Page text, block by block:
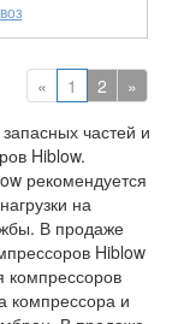
« 1 2
»
частей и
Hiblow.
рекомендуется
на
В продаже
Hiblow
компрессоров
компрессора и